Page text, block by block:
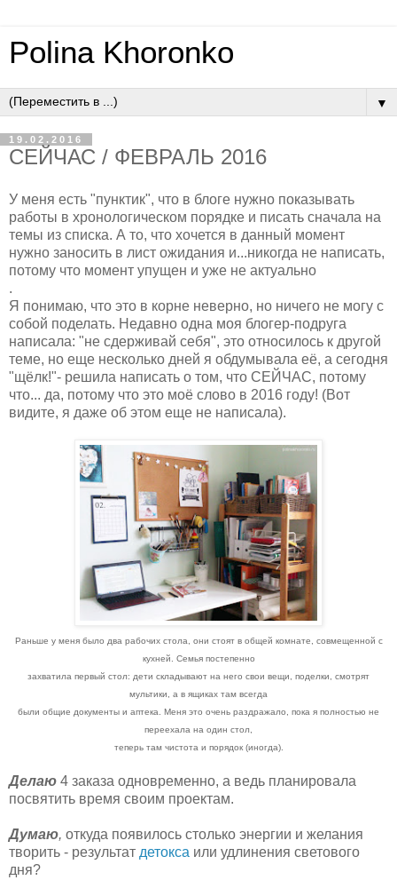
Polina Khoronko
▼
19.02.2016
СЕЙЧАС / ФЕВРАЛЬ 2016
У меня есть "пунктик", что в блоге нужно показывать
работы в хронологическом порядке и писать сначала на
темы из списка. А то, что хочется в данный момент
нужно заносить в лист ожидания и...никогда не написать,
потому что момент упущен и уже не актуально
.
Я понимаю, что это в корне неверно, но ничего не могу с
собой поделать. Недавно одна моя блогер-подруга
написала: "не сдерживай себя", это относилось к другой
теме, но еще несколько дней я обдумывала её, а сегодня
"щёлк!"- решила написать о том, что СЕЙЧАС, потому
что... да, потому что это моё слово в 2016 году! (Вот
видите, я даже об этом еще не написала).
Раньше у меня было два рабочих стола, они стоят в общей комнате, совмещенной с
кухней. Семья постепенно
захватила первый стол: дети складывают на него свои вещи, поделки, смотрят
мультики, а в ящиках там всегда
были общие документы и аптека. Меня это очень раздражало, пока я полностью не
переехала на один стол,
теперь там чистота и порядок (иногда).
Делаю 4 заказа одновременно, а ведь планировала
посвятить время своим проектам.
Думаю, откуда появилось столько энергии и желания
творить - результат детокса или удлинения светового
дня?